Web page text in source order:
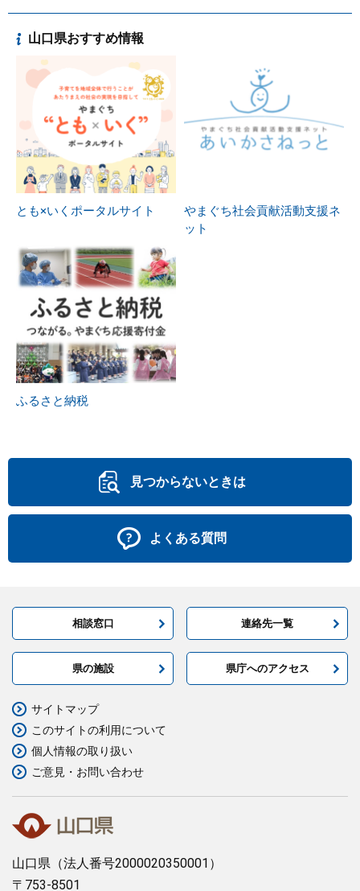
山口県おすすめ情報
とも×いくポータルサイト
やまぐち社会貢献活動支援ネ
ット
ふるさと納税
見つからないときは
よくある質問
相談窓口 連絡先一覧
県の施設 県庁へのアクセス
山口県 （法人番号2000020350001）
〒753-8501
サイトマップ
このサイトの利用について
個人情報の取り扱い
ご意見・お問い合わせ